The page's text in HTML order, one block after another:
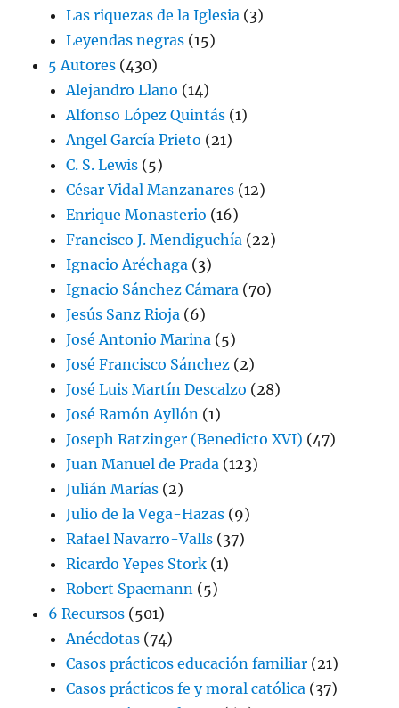
Las riquezas de la Iglesia (3)
Leyendas negras (15)
5 Autores (430)
Alejandro Llano (14)
Alfonso López Quintás (1)
Angel García Prieto (21)
C. S. Lewis (5)
César Vidal Manzanares (12)
Enrique Monasterio (16)
Francisco J. Mendiguchía (22)
Ignacio Aréchaga (3)
Ignacio Sánchez Cámara (70)
Jesús Sanz Rioja (6)
José Antonio Marina (5)
José Francisco Sánchez (2)
José Luis Martín Descalzo (28)
José Ramón Ayllón (1)
Joseph Ratzinger (Benedicto XVI) (47)
Juan Manuel de Prada (123)
Julián Marías (2)
Julio de la Vega-Hazas (9)
Rafael Navarro-Valls (37)
Ricardo Yepes Stork (1)
Robert Spaemann (5)
6 Recursos (501)
Anécdotas (74)
Casos prácticos educación familiar (21)
Casos prácticos fe y moral católica (37)